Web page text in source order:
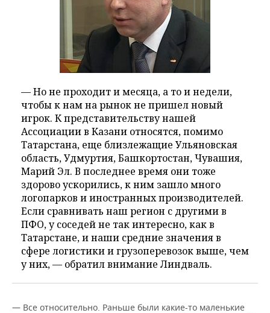
— Но не проходит и месяца, а то и недели,
чтобы к нам на рынок не пришел новый
игрок. К представительству нашей
Ассоциации в Казани относятся, помимо
Татарстана, еще близлежащие Ульяновская
область, Удмуртия, Башкортостан, Чувашия,
Марий Эл. В последнее время они тоже
здорово ускорились, к ним зашло много
логопарков и иностранных производителей.
Если сравнивать наш регион с другими в
ПФО, у соседей не так интересно, как в
Татарстане, и наши средние значения в
сфере логистики и грузоперевозок выше, чем
у них, — обратил внимание Линдваль.
— Все относительно. Раньше были какие-то маленькие